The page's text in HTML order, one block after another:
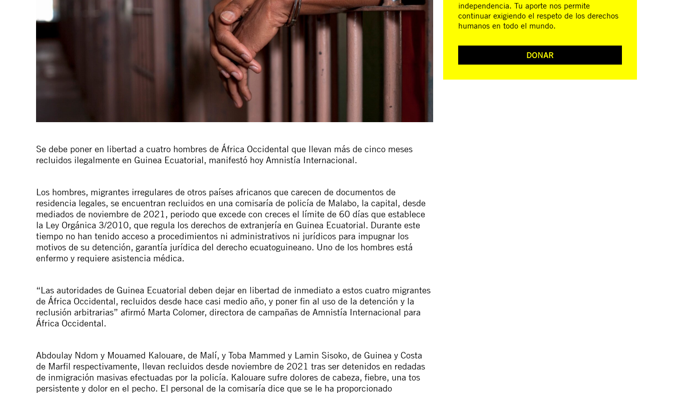
Se debe poner en libertad a cuatro hombres de África Occidental que llevan más de cinco meses
recluidos ilegalmente en Guinea Ecuatorial, manifestó hoy Amnistía Internacional.
Los hombres, migrantes irregulares de otros países africanos que carecen de documentos de
residencia legales, se encuentran recluidos en una comisaría de policía de Malabo, la capital, desde
mediados de noviembre de 2021, periodo que excede con creces el límite de 60 días que establece
la Ley Orgánica 3/2010, que regula los derechos de extranjería en Guinea Ecuatorial. Durante este
tiempo no han tenido acceso a procedimientos ni administrativos ni jurídicos para impugnar los
motivos de su detención, garantía jurídica del derecho ecuatoguineano. Uno de los hombres está
enfermo y requiere asistencia médica.
“Las autoridades de Guinea Ecuatorial deben dejar en libertad de inmediato a estos cuatro migrantes
de África Occidental, recluidos desde hace casi medio año, y poner fin al uso de la detención y la
reclusión arbitrarias” afirmó Marta Colomer, directora de campañas de Amnistía Internacional para
África Occidental.
Abdoulay Ndom y Mouamed Kalouare, de Malí, y Toba Mammed y Lamin Sisoko, de Guinea y Costa
de Marfil respectivamente, llevan recluidos desde noviembre de 2021 tras ser detenidos en redadas
de inmigración masivas efectuadas por la policía. Kalouare sufre dolores de cabeza, fiebre, una tos
persistente y dolor en el pecho. El personal de la comisaría dice que se le ha proporcionado
independencia. Tu aporte nos permite
continuar exigiendo el respeto de los derechos
humanos en todo el mundo.
DONAR